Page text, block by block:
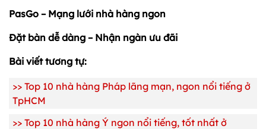
PasGo – Mạng lưới nhà hàng ngon
Đặt bàn dễ dàng – Nhận ngàn ưu đãi
Bài viết tương tự:
>> Top 10 nhà hàng Pháp lãng mạn, ngon nổi tiếng ở
TpHCM
>> Top 10 nhà hàng Ý ngon nổi tiếng, tốt nhất ở